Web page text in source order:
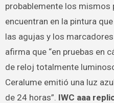
probablemente los mismos
encuentran en la pintura
las agujas y los
afirma que “en pruebas en
de reloj totalmente
Ceralume emitió una luz
de 24 horas”. IWC aaa